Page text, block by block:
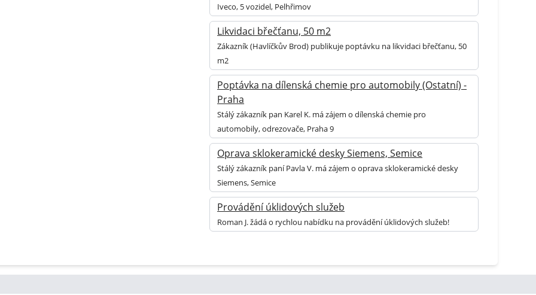
Iveco, 5 vozidel, Pelhřimov
Likvidaci břečťanu, 50 m2
Zákazník (Havlíčkův Brod) publikuje poptávku na likvidaci břečťanu, 50
m2
Poptávka na dílenská chemie pro automobily (Ostatní) -
Praha
Stálý zákazník pan Karel K. má zájem o dílenská chemie pro
automobily, odrezovače, Praha 9
Oprava sklokeramické desky Siemens, Semice
Stálý zákazník paní Pavla V. má zájem o oprava sklokeramické desky
Siemens, Semice
Provádění úklidových služeb
Roman J. žádá o rychlou nabídku na provádění úklidových služeb!